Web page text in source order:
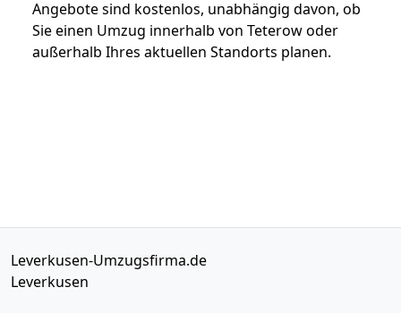
Angebote sind kostenlos, unabhängig davon, ob
Sie einen Umzug innerhalb von Teterow oder
außerhalb Ihres aktuellen Standorts planen.
Leverkusen-Umzugsfirma.de
Leverkusen